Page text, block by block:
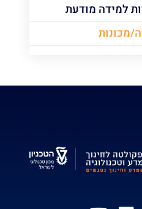
למידה מודעת
מכונות